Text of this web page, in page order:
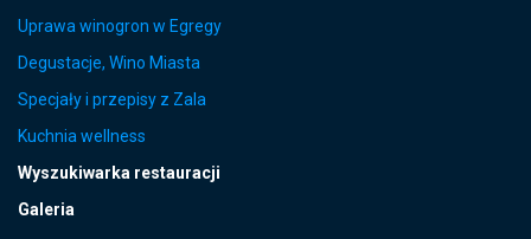
Uprawa winogron w Egregy
Degustacje, Wino Miasta
Specjały i przepisy z Zala
Kuchnia wellness
Wyszukiwarka restauracji
Galeria